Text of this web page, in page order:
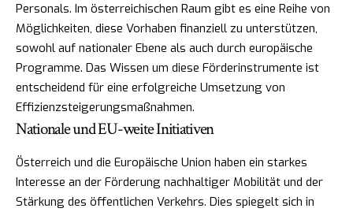
Personals. Im österreichischen Raum gibt es eine Reihe von
Möglichkeiten, diese Vorhaben finanziell zu unterstützen,
sowohl auf nationaler Ebene als auch durch europäische
Programme. Das Wissen um diese Förderinstrumente ist
entscheidend für eine erfolgreiche Umsetzung von
Effizienzsteigerungsmaßnahmen.
Nationale und EU-weite Initiativen
Österreich und die Europäische Union haben ein starkes
Interesse an der Förderung nachhaltiger Mobilität und der
Stärkung des öffentlichen Verkehrs. Dies spiegelt sich in